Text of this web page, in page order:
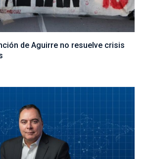
de Aguirre no resuelve crisis